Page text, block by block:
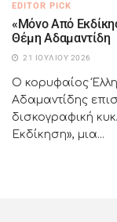
EDITOR PICK
«Μόνο Από
Θέμη Αδαμαντίδη
21 ΙΟΥΛΊΟΥ 2026
Ο κορυφαίος
Αδαμαντίδης
δισκογραφική
Εκδίκηση», μια...